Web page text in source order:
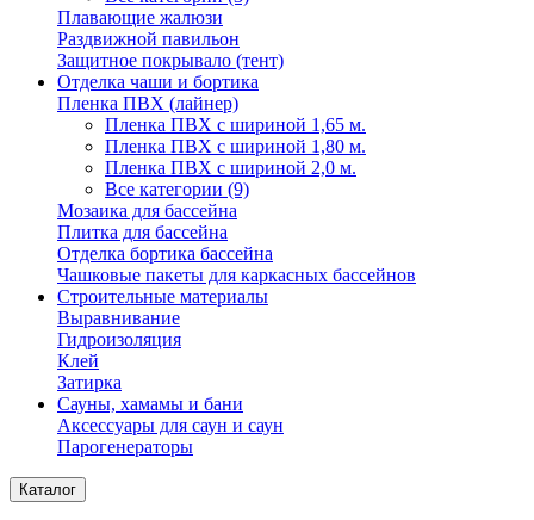
Плавающие жалюзи
Раздвижной павильон
Защитное покрывало (тент)
Отделка чаши и бортика
Пленка ПВХ (лайнер)
Пленка ПВХ с шириной 1,65 м.
Пленка ПВХ с шириной 1,80 м.
Пленка ПВХ с шириной 2,0 м.
Все категории (9)
Мозаика для бассейна
Плитка для бассейна
Отделка бортика бассейна
Чашковые пакеты для каркасных бассейнов
Строительные материалы
Выравнивание
Гидроизоляция
Клей
Затирка
Сауны, хамамы и бани
Аксессуары для саун и саун
Парогенераторы
Каталог